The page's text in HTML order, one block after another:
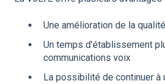
Une amélioration de la
Un temps d'établissement
communications voix
La possibilité de continuer à